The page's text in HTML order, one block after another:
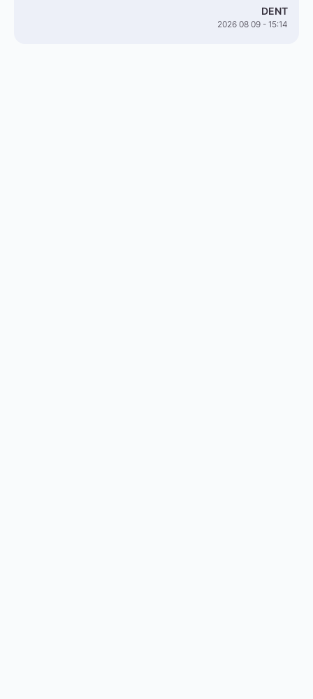
DENT
2026 08 09 - 15:14